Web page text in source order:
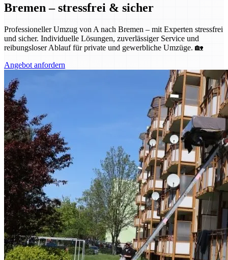
Bremen – stressfrei & sicher
Professioneller Umzug von A nach Bremen – mit Experten stressfrei
und sicher. Individuelle Lösungen, zuverlässiger Service und
reibungsloser Ablauf für private und gewerbliche Umzüge. 🏡
Angebot anfordern